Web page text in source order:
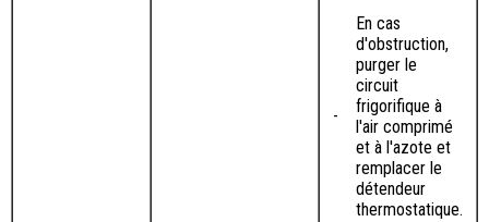
-
En cas
d'obstruction,
purger le
circuit
frigorifique à
l'air comprimé
et à l'azote et
remplacer le
détendeur
thermostatique.